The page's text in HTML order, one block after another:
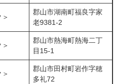
郡山市湖南町福良字家
老9381-2
郡山市熱海町熱海二丁
目15-1
郡山市田村町岩作字穂
多礼72